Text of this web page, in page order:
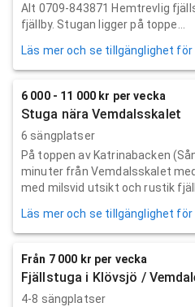
Alt 0709-843871 Hemtrevlig
fjällby. Stugan ligger på toppe...
Läs mer och se tillgänglighet
6 000 - 11 000 kr per vecka
Stuga nära Vemdalsskalet
6 sängplatser
På toppen av Katrinabacken
minuter från Vemdalsskalet
med milsvid utsikt och rustik
Läs mer och se tillgänglighet
Från 7 000 kr per vecka
Fjällstuga i Klövsjö /
4-8 sängplatser